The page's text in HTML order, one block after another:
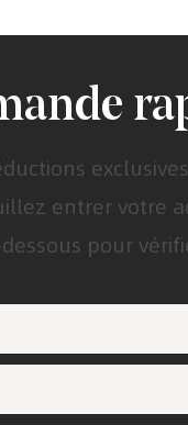
entrer votre
pour